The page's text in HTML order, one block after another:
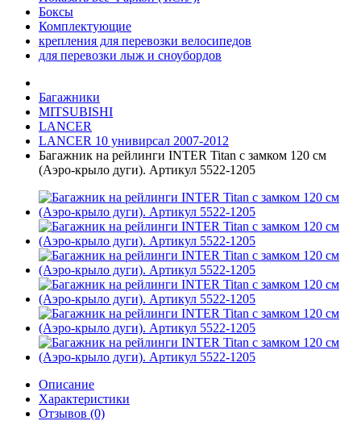
Боксы
Комплектующие
крепления для перевозки велосипедов
для перевозки лыж и сноубордов
Багажники
MITSUBISHI
LANCER
LANCER 10 унивирсал 2007-2012
Багажник на рейлинги INTER Titan с замком 120 см
(Аэро-крыло дуги). Артикул 5522-1205
Описание
Характеристики
Отзывов (0)